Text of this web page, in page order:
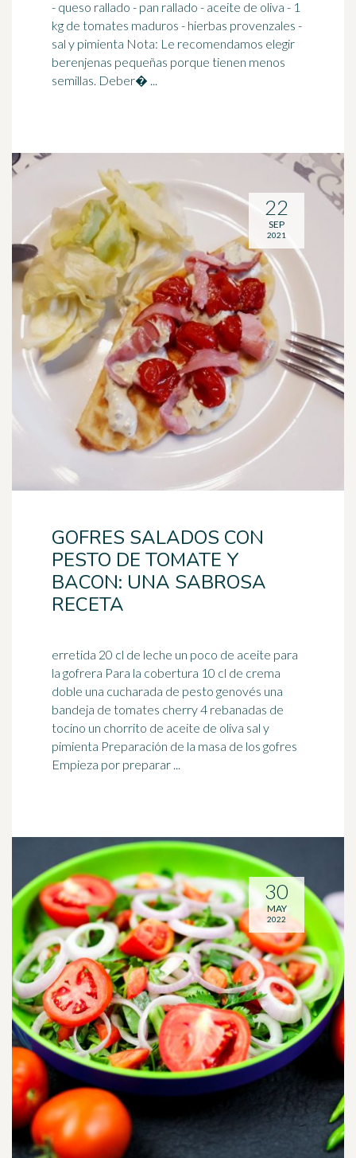
- queso rallado - pan rallado - aceite de oliva - 1
kg de tomates maduros - hierbas provenzales -
sal y pimienta Nota: Le recomendamos elegir
berenjenas pequeñas porque tienen menos
semillas. Deber� ...
GOFRES SALADOS CON
PESTO DE TOMATE Y
BACON: UNA SABROSA
RECETA
erretida 20 cl de leche un poco de aceite para
la gofrera Para la cobertura 10 cl de crema
doble una cucharada de pesto genovés una
bandeja de tomates cherry 4 rebanadas de
tocino un chorrito de aceite de oliva sal y
pimienta Preparación de la masa de los gofres
Empieza por preparar ...
22
SEP
2021
30
MAY
2022